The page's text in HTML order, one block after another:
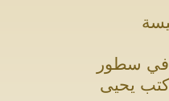
في سطور
يحيى